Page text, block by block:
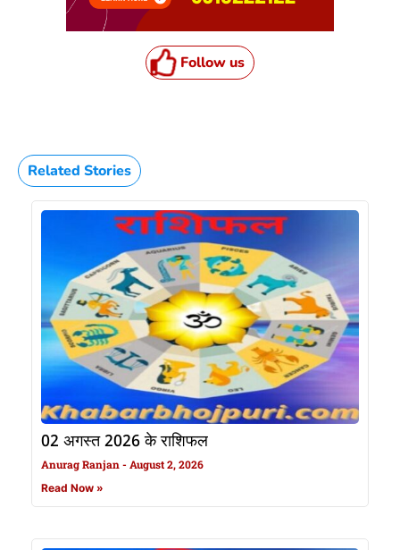
Follow us
Related Stories
02 अगस्त 2026 के राशिफल
Anurag Ranjan August 2, 2026
Read Now »